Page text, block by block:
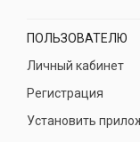
ПОЛЬЗОВАТЕЛЮ
Личный кабинет
Регистрация
Установить